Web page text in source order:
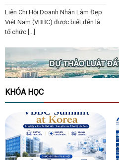
Liên Chi Hội Doanh Nhân Làm Đẹp
Việt Nam (VBBC) được biết đến là
tổ chức [...]
KHÓA HỌC